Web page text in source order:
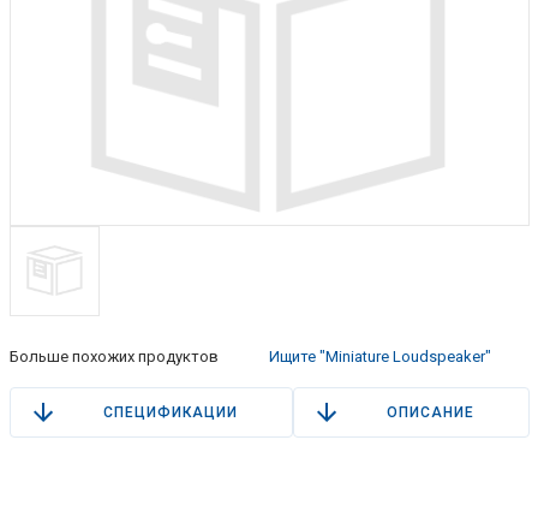
Больше похожих продуктов Ищите "Miniature Loudspeaker"
СПЕЦИФИКАЦИИ ОПИСАНИЕ